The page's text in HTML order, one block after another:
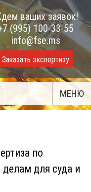
ваших заявок!
(995) 100-33-55
info@fse.ms
Заказать экспертизу
МЕНЮ
по
для суда и